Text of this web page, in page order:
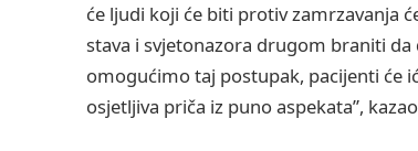
će ljudi koji će biti protiv zamrzavanja
stava i svjetonazora drugom braniti
omogućimo taj postupak, pacijenti će
osjetljiva priča iz puno aspekata”,